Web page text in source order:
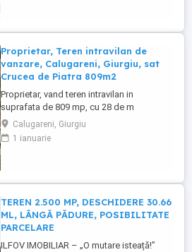
este ...
Proprietar, Teren intravilan de
vanzare, Calugareni, Giurgiu, sat
Crucea de Piatra 809m2
Proprietar, vand teren intravilan in
suprafata de 809 mp, cu 28 de m
deschidere la drumul de servitute, situat in
comuna Calugareni, Giurgiu, sat Crucea de
Piatra, strada Dealul Doamnei, zona foarte
se vede si in ...
Calugareni, Giurgiu
1 ianuarie
TEREN 2.500 MP, DESCHIDERE 30.66
ML, LÂNGĂ PĂDURE, POSIBILITATE
PARCELARE
ILFOV IMOBILIAR – „O mutare isteață!”